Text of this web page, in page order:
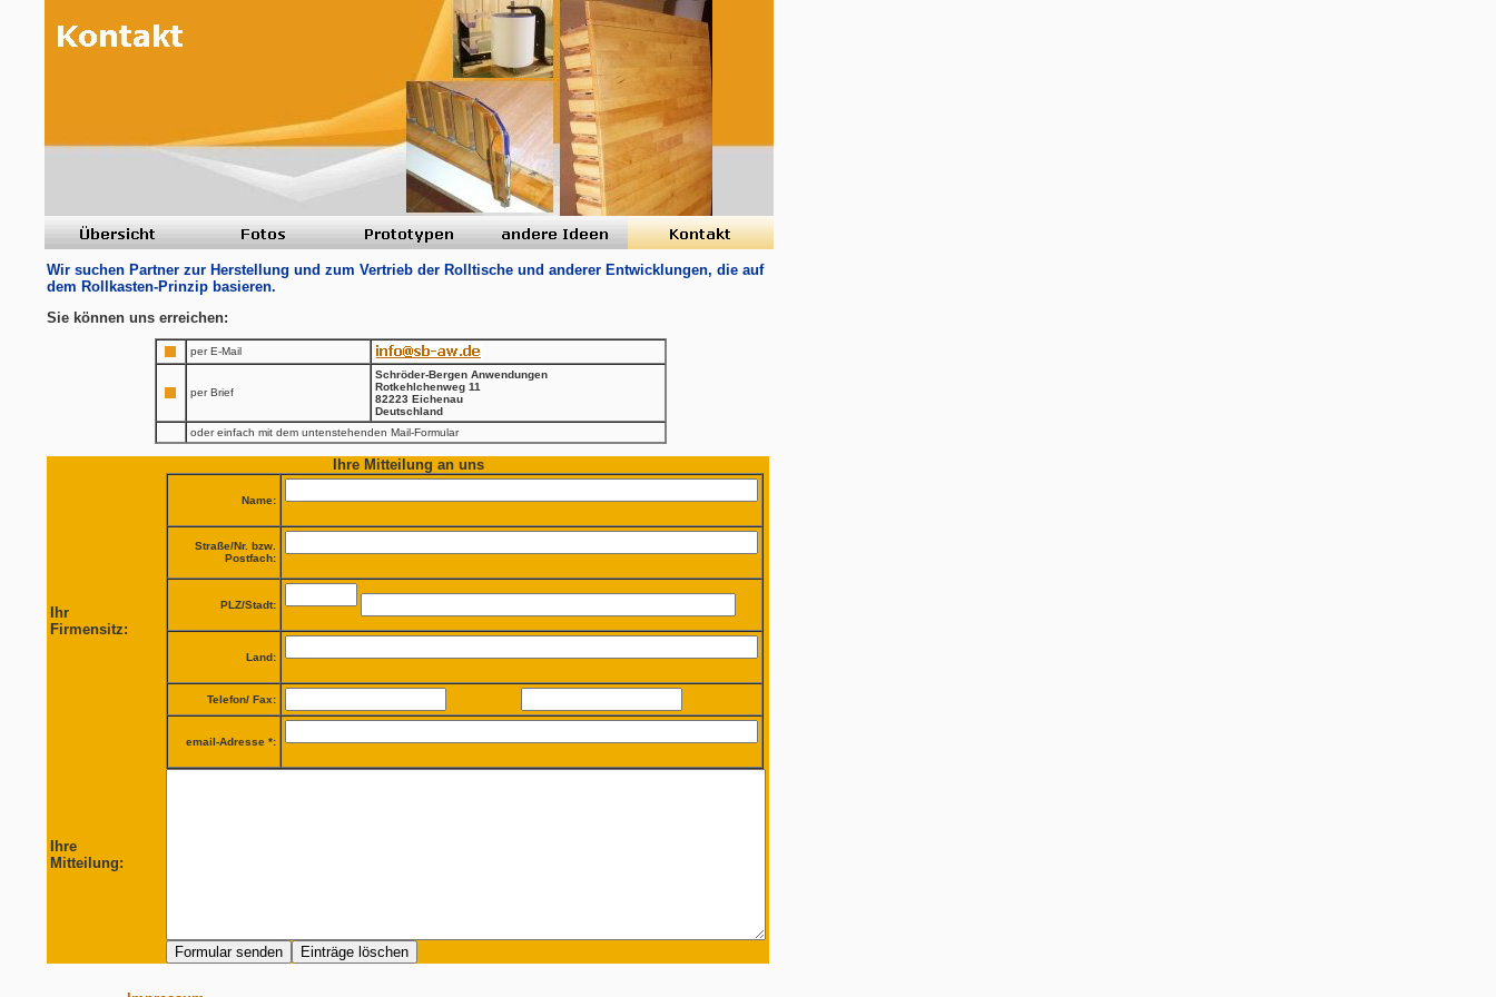
Wir suchen Partner zur Herstellung und zum Vertrieb der Rolltische und anderer Entwicklungen, die auf
dem Rollkasten-Prinzip basieren.
Sie können uns erreichen:
per E-Mail
per Brief
Schröder-Bergen Anwendungen
Rotkehlchenweg 11
82223 Eichenau
Deutschland
oder einfach mit dem untenstehenden Mail-Formular
Ihre Mitteilung an uns
Ihr
Firmensitz:
Name:
Straße/Nr. bzw.
Postfach:
PLZ/Stadt:
Land:
Telefon/ Fax:
email-Adresse *:
Ihre
Mitteilung: